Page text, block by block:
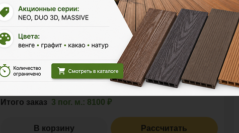
Размер 3м 4м
Ед. измерения
пог. м.или1.00м2
Итого заказ 3 пог. м.: 8100 ₽
В корзину Рассчитать